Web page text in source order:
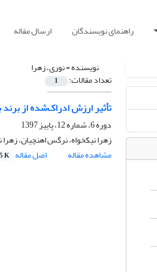
راهنمای نویسندگان ارسال مقاله
نویسنده =نوری، زهرا
تعداد مقالات: 1
تأثیر ارزش ادراک‌شده از
دوره 6، شماره 12، پاییز 1397
زهرا نیکخواه، نرگس اهنچیان،
مشاهده مقاله
اصل مقاله K